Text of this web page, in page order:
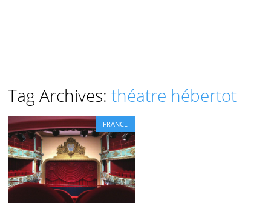
Tag Archives:théatre hébertot
FRANCE